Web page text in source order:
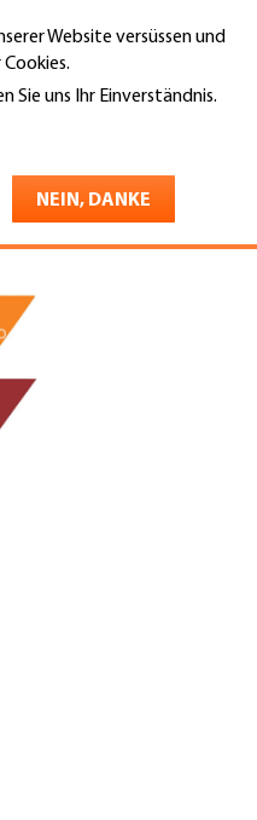
Website versüssen und
uns Ihr Einverständnis.
NEIN, DANKE